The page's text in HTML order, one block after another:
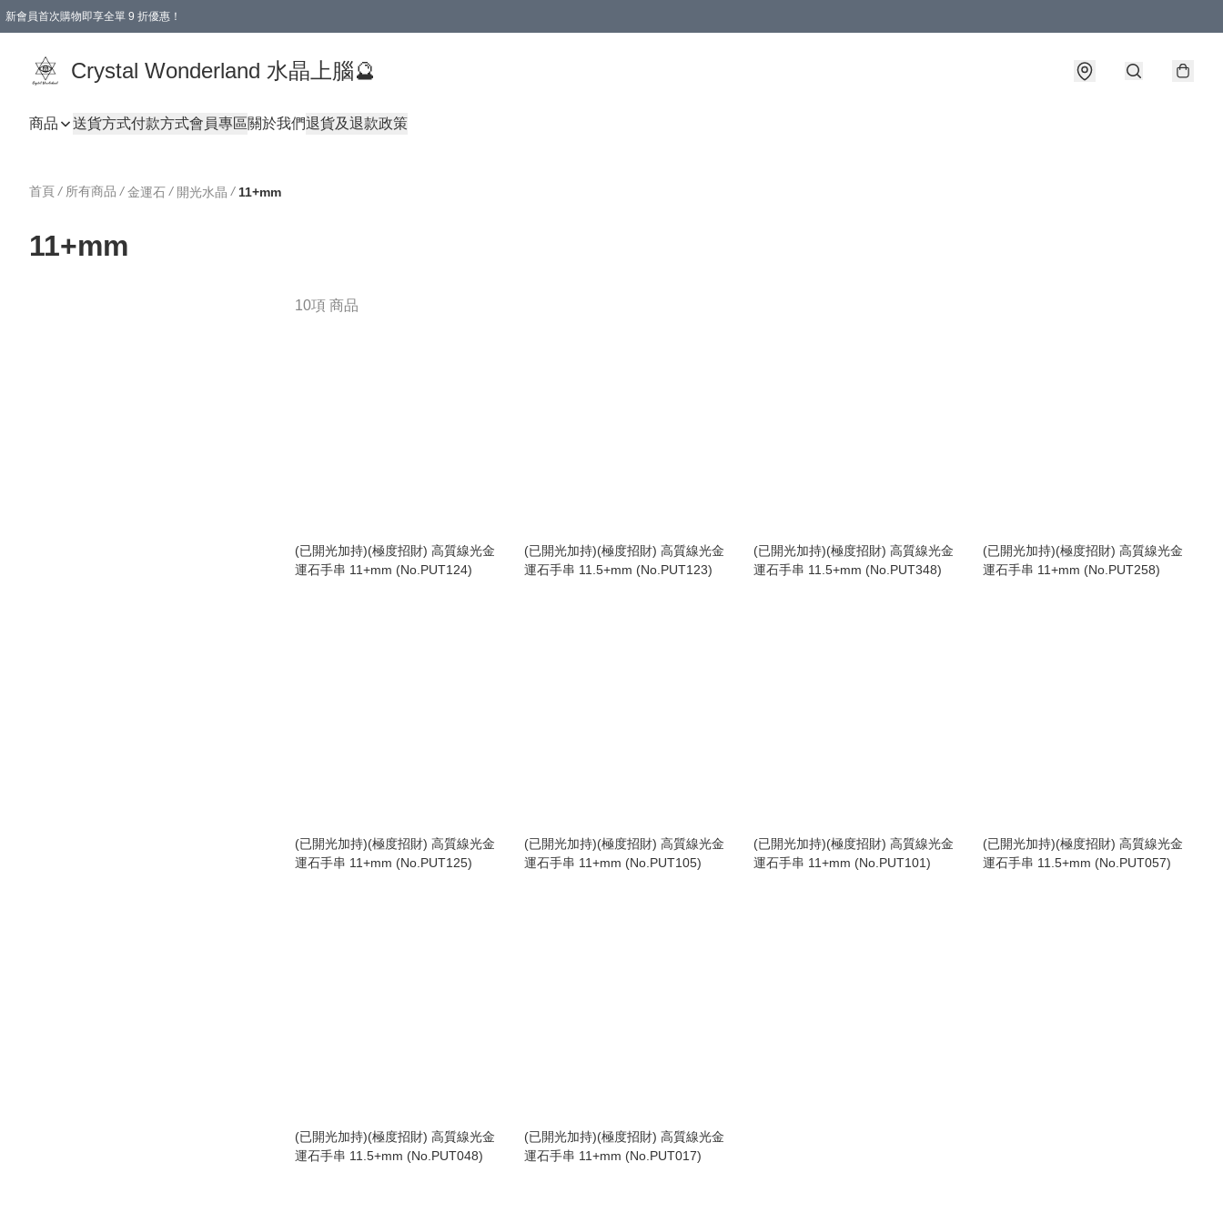
新會員首次購物即享全單 9 折優惠！
Crystal Wonderland 水晶上腦🔮
商品 送貨方式付款方式會員專區關於我們退貨及退款政策
首頁 / 所有商品 / 金運石 / 開光水晶 / 11+mm
11+mm
10項 商品
(已開光加持)(極度招財) 高質線光金
運石手串 11+mm (No.PUT124)
(已開光加持)(極度招財) 高質線光金
運石手串 11.5+mm (No.PUT123)
(已開光加持)(極度招財) 高質線光金
運石手串 11.5+mm (No.PUT348)
(已開光加持)(極度招財) 高質線光金
運石手串 11+mm (No.PUT258)
(已開光加持)(極度招財) 高質線光金
運石手串 11+mm (No.PUT125)
(已開光加持)(極度招財) 高質線光金
運石手串 11+mm (No.PUT105)
(已開光加持)(極度招財) 高質線光金
運石手串 11+mm (No.PUT101)
(已開光加持)(極度招財) 高質線光金
運石手串 11.5+mm (No.PUT057)
(已開光加持)(極度招財) 高質線光金
運石手串 11.5+mm (No.PUT048)
(已開光加持)(極度招財) 高質線光金
運石手串 11+mm (No.PUT017)